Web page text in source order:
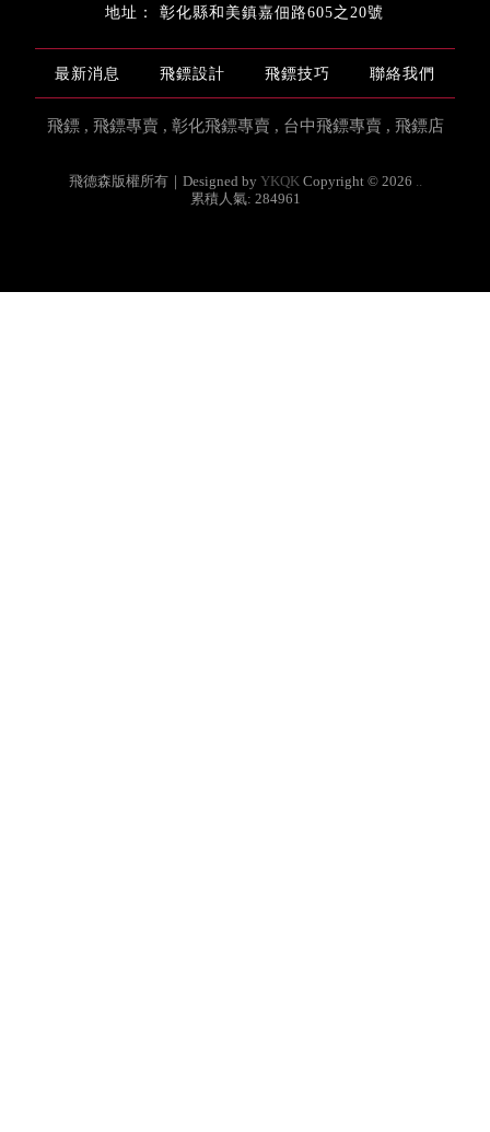
彰化縣和美鎮嘉佃路605之20號
最新消息 飛鏢設計 飛鏢技巧 聯絡我們
飛鏢 飛鏢專賣 彰化飛鏢專賣 台中飛鏢專賣 飛鏢店
飛德森版權所有｜Designed by YKQK Copyright © 2026
累積人氣: 284961